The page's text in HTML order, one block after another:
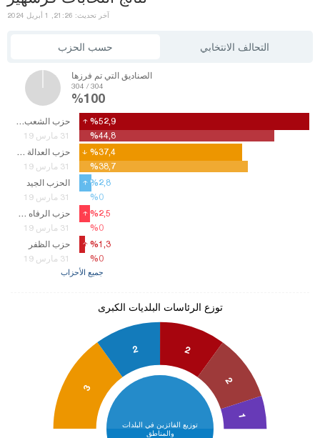
آخر تحديث: 21:26, 1 أبريل 2024
حسب الحزب التحالف الانتخابي
الصناديق التي تم فرزها
304 / 304
%100
حزب الشعب الجمهوري
حزب العدالة والتنمية
الحزب الجيد
حزب الرفاه من جديد
حزب الظفر
%52,9
%37,4
%2,8
%2,5
%1,3
%52,9
%37,4
%2,8
%2,5
%1,3
31 مارس 19
31 مارس 19
31 مارس 19
31 مارس 19
31 مارس 19
%44,8
%38,7
%0
%0
%0
%44,8
%38,7
%0
%0
%0
جميع الأحزاب
توزع الرئاسات البلديات الكبرى
3
2 2
2
1
توزيع الفائزين في البلدات
والمناطق